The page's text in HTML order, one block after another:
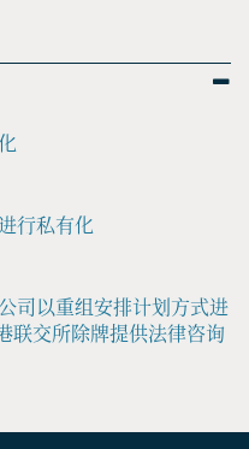
行私有化
司以重组安排计划方式进
联交所除牌提供法律咨询